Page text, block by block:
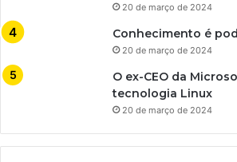
20 de março de 2024
Conhecimento é
20 de março de 2024
O ex-CEO da
tecnologia Linux
20 de março de 2024